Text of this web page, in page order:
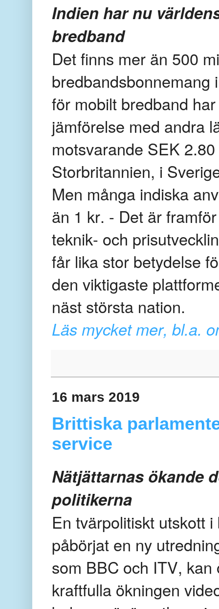
Indien har nu
bredband
Det finns mer än 500
bredbandsbonnemang
för mobilt bredband
jämförelse med andra
motsvarande SEK
Storbritannien, i
Men många indiska
än 1 kr. - Det är
teknik- och
får lika stor betydelse
den viktigaste
näst största nation.
Läs mycket mer, bl.a.
16 mars 2019
Brittiska
service
Nätjättarnas ökande
politikerna
En tvärpolitiskt utskott
påbörjat en ny
som BBC och ITV,
kraftfulla ökningen